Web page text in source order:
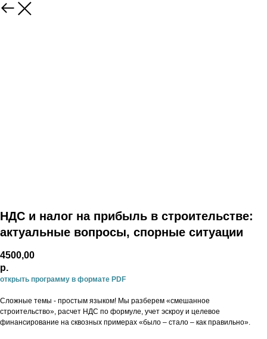
НДС и налог на прибыль в строительстве:
актуальные вопросы, спорные ситуации
4500,00
р.
открыть программу в формате PDF
Сложные темы - простым языком! Мы разберем «смешанное
строительство», расчет НДС по формуле, учет эскроу и целевое
финансирование на сквозных примерах «было – стало – как правильно».